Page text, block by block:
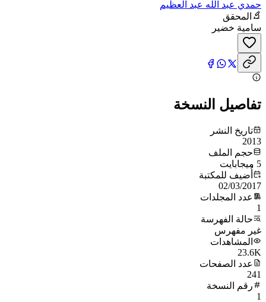
حمدي عبد الله عبد العظيم
المحقق
سامية خضير
تفاصيل النسخة
تاريخ النشر
2013
حجم الملف
5 ميجابايت
أُضيف للمكتبة
02/03/2017
عدد المجلدات
1
حالة الفهرسة
غير مفهرس
المشاهدات
23.6K
عدد الصفحات
241
رقم النسخة
1